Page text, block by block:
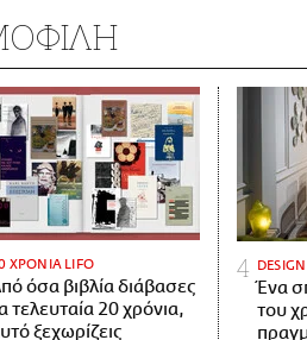
ΧΡΟΝΙΑ LIFO
όσα βιβλία διάβασες
τελευταία 20 χρόνια,
ξεχωρίζεις
DESIGN
Ένα
του